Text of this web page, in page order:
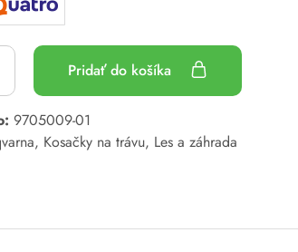
Pridať do košíka
9705009-01
, Kosačky na trávu, Les a záhrada